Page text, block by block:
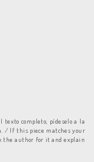
texto completo, pídeselo a la
/ If this piece matches your
the author for it and explain